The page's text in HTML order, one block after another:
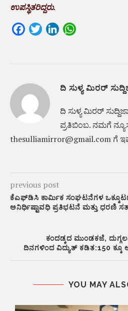
ಉಪಸ್ಥಿತರಿದ್ದರು.
FacebookTwitterLinkedIn
ದಿ ಸುಳ್ಯ ಮಿರರ್
ದಿ ಸುಳ್ಯ ಮಿರರ್‌
ಪ್ರತಿಬಿಂಬ. ನಮಗೆ
thesulliamirror@gmail.com ಗೆ
previous post
ಕೆಎಫ್‌ಡಿಸಿ ಕಾರ್ಮಿಕ ಸಂಘಟನೆಗಳ
ಅನಿರ್ಧಿಷ್ಟಾವಧಿ ಪ್ರತಿಭಟನೆ ಮತ್ತು ಧರಣಿ
ಕಂದಡ್ಕದ ಮುಂಡಕಜೆ,
ದಿನಗಳಿಂದ ವಿದ್ಯುತ್ ಕಡಿತ:150 ಕ್ಕೂ
YOU MAY